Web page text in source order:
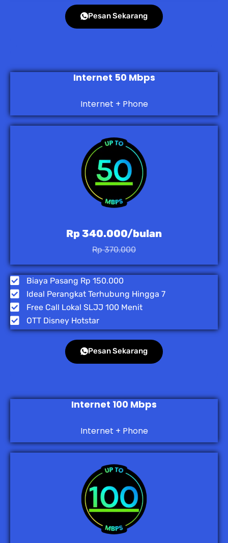
Pesan Sekarang
Internet 50 Mbps
Internet + Phone
Rp 340.000/bulan
Rp 370.000
Biaya Pasang Rp 150.000
Ideal Perangkat Terhubung Hingga 7
Free Call Lokal SLJJ 100 Menit
OTT Disney Hotstar
Pesan Sekarang
Internet 100 Mbps
Internet + Phone